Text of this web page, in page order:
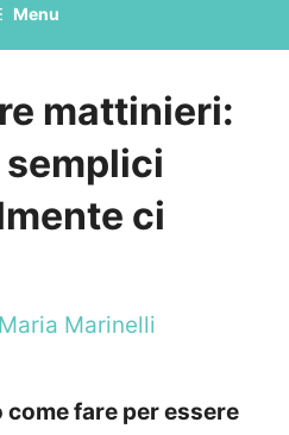
Menu
mattinieri:
ci
Maria Marinelli
fare per essere